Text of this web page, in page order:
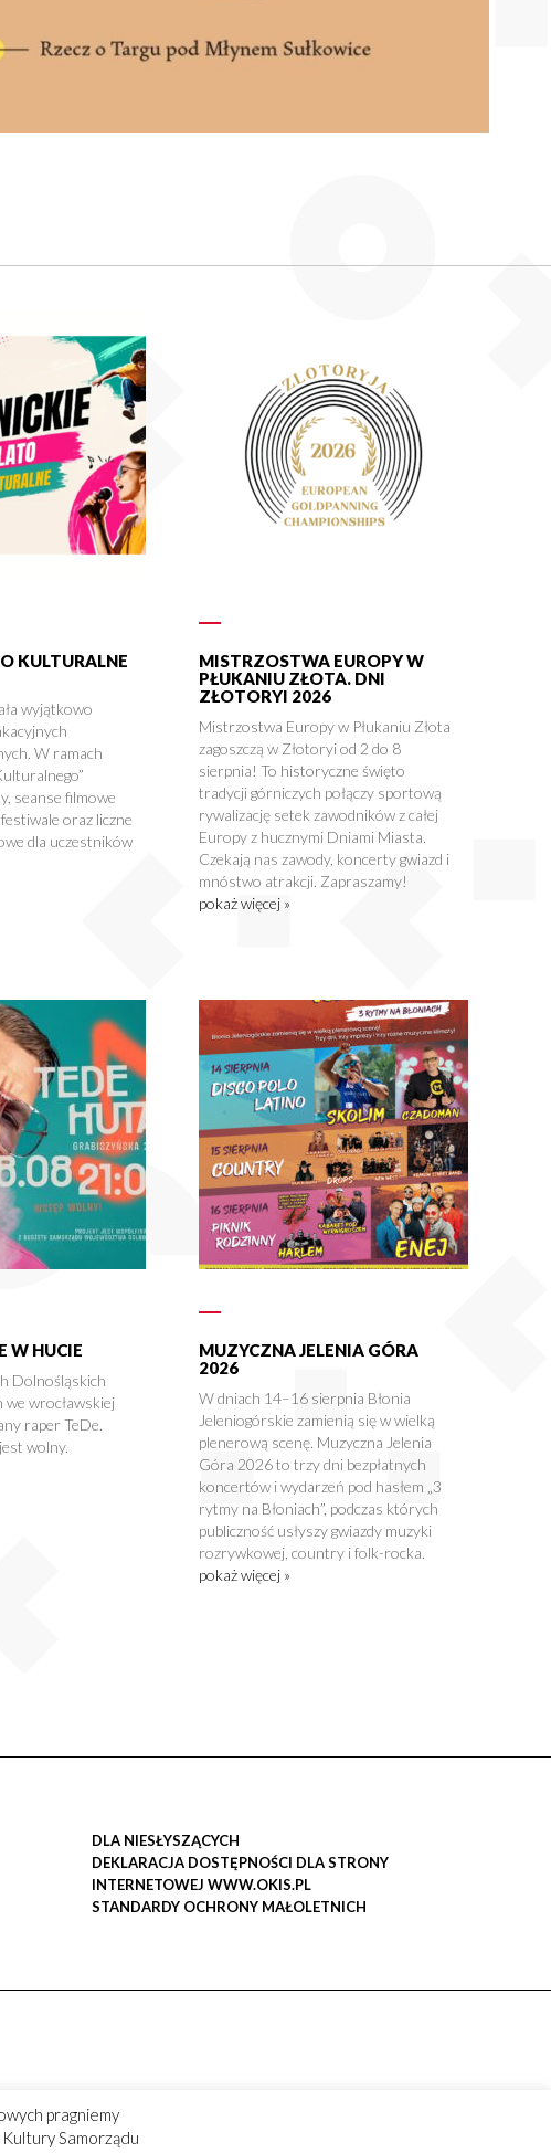
KULTURALNE
wyjątkowo
W ramach
seanse filmowe
oraz liczne
dla uczestników
MISTRZOSTWA EUROPY W
PŁUKANIU ZŁOTA. DNI
ZŁOTORYI 2026
Mistrzostwa Europy w Płukaniu Złota
zagoszczą w Złotoryi od 2 do 8
sierpnia! To historyczne święto
tradycji górniczych połączy sportową
rywalizację setek zawodników z całej
Europy z hucznymi Dniami Miasta.
Czekają nas zawody, koncerty gwiazd i
mnóstwo atrakcji. Zapraszamy!
pokaż więcej »
W HUCIE
Dolnośląskich
wrocławskiej
raper TeDe.
wolny.
MUZYCZNA JELENIA GÓRA
2026
W dniach 14–16 sierpnia Błonia
Jeleniogórskie zamienią się w wielką
plenerową scenę. Muzyczna Jelenia
Góra 2026 to trzy dni bezpłatnych
koncertów i wydarzeń pod hasłem „3
rytmy na Błoniach”, podczas których
publiczność usłyszy gwiazdy muzyki
rozrywkowej, country i folk-rocka.
pokaż więcej »
DLA NIESŁYSZĄCYCH
DEKLARACJA DOSTĘPNOŚCI DLA STRONY
INTERNETOWEJ WWW.OKIS.PL
STANDARDY OCHRONY MAŁOLETNICH
pragniemy
Samorządu